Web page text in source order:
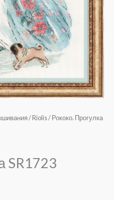
/ Riolis/ Рококо. Прогулка
SR1723